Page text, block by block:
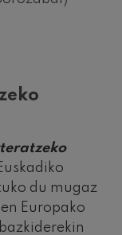
du mugaz
Europako